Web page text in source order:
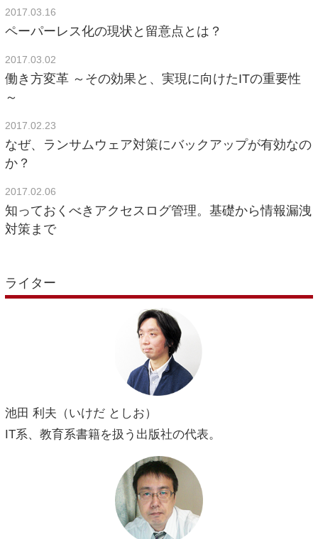
2017.03.16
ペーパーレス化の現状と留意点とは？
2017.03.02
働き方変革 ～その効果と、実現に向けたITの重要性
～
2017.02.23
なぜ、ランサムウェア対策にバックアップが有効なの
か？
2017.02.06
知っておくべきアクセスログ管理。基礎から情報漏洩
対策まで
ライター
池田 利夫（いけだ としお）
IT系、教育系書籍を扱う出版社の代表。